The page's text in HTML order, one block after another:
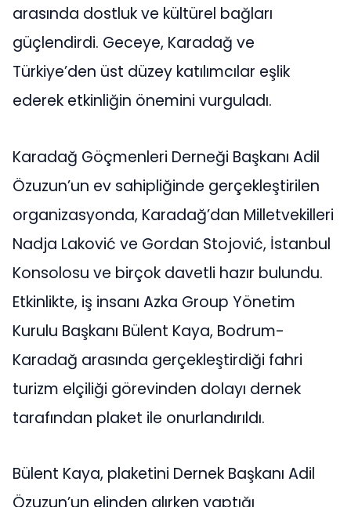
arasında dostluk ve kültürel bağları
güçlendirdi. Geceye, Karadağ ve
Türkiye’den üst düzey katılımcılar eşlik
ederek etkinliğin önemini vurguladı.
Karadağ Göçmenleri Derneği Başkanı Adil
Özuzun’un ev sahipliğinde gerçekleştirilen
organizasyonda, Karadağ’dan Milletvekilleri
Nadja Laković ve Gordan Stojović, İstanbul
Konsolosu ve birçok davetli hazır bulundu.
Etkinlikte, iş insanı Azka Group Yönetim
Kurulu Başkanı Bülent Kaya, Bodrum-
Karadağ arasında gerçekleştirdiği fahri
turizm elçiliği görevinden dolayı dernek
tarafından plaket ile onurlandırıldı.
Bülent Kaya, plaketini Dernek Başkanı Adil